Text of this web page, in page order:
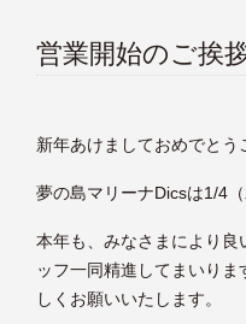
営業開始のご挨
新年あけましておめでとう
夢の島マリーナDicsは1/4
本年も、みなさまにより良
ッフ一同精進してまいり
しくお願いいたします。